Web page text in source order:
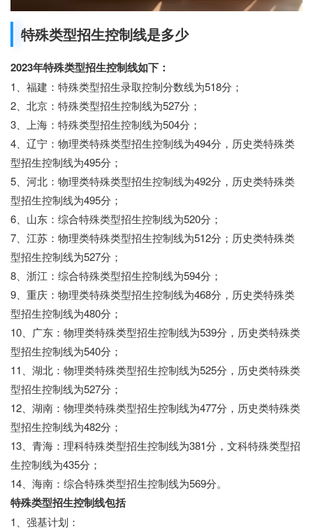
特殊类型招生控制线是多少
2023年特殊类型招生控制线如下：
1、福建：特殊类型招生录取控制分数线为518分；
2、北京：特殊类型招生控制线为527分；
3、上海：特殊类型招生控制线为504分；
4、辽宁：物理类特殊类型招生控制线为494分，历史类特殊类
型招生控制线为495分；
5、河北：物理类特殊类型招生控制线为492分，历史类特殊类
型招生控制线为495分；
6、山东：综合特殊类型招生控制线为520分；
7、江苏：物理类特殊类型招生控制线为512分；历史类特殊类
型招生控制线为527分；
8、浙江：综合特殊类型招生控制线为594分；
9、重庆：物理类特殊类型招生控制线为468分，历史类特殊类
型招生控制线为480分；
10、广东：物理类特殊类型招生控制线为539分，历史类特殊类
型招生控制线为540分；
11、湖北：物理类特殊类型招生控制线为525分，历史类特殊类
型招生控制线为527分；
12、湖南：物理类特殊类型招生控制线为477分，历史类特殊类
型招生控制线为482分；
13、青海：理科特殊类型招生控制线为381分，文科特殊类型招
生控制线为435分；
14、海南：综合特殊类型招生控制线为569分。
特殊类型招生控制线包括
1、强基计划：